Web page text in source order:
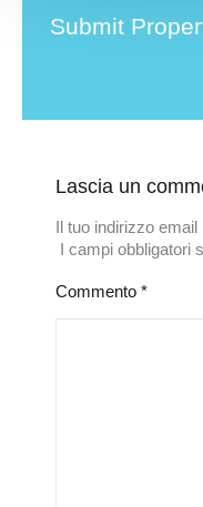
Submit
Lascia un
Il tuo indirizzo
I campi obbligatori
Commento *